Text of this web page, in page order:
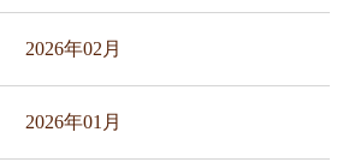
2026年02月
2026年01月